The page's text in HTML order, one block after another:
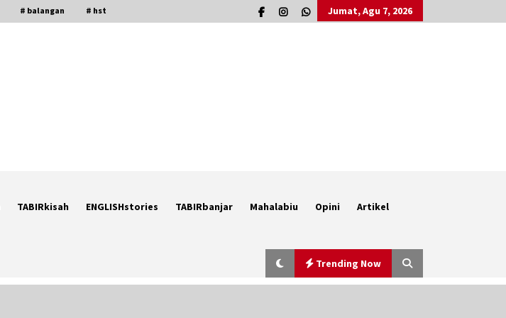
# balangan # hst Jumat, Agu 7, 2026
TABIRkisah ENGLISHstories TABIRbanjar Mahalabiu Opini Artikel
Trending Now